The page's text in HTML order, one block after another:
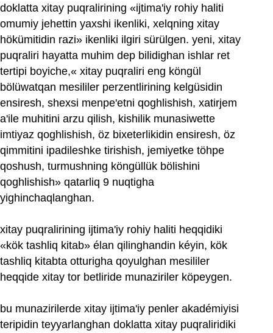
doklatta xitay puqralirining «ijtima'iy rohiy haliti
omumiy jehettin yaxshi ikenliki, xelqning xitay
hökümitidin razi» ikenliki ilgiri sürülgen. yeni, xitay
puqraliri hayatta muhim dep bilidighan ishlar ret
tertipi boyiche,« xitay puqraliri eng köngül
bölüwatqan mesililer perzentlirining kelgüsidin
ensiresh, shexsi menpe'etni qoghlishish, xatirjem
a'ile muhitini arzu qilish, kishilik munasiwette
imtiyaz qoghlishish, öz bixeterlikidin ensiresh, öz
qimmitini ipadileshke tirishish, jemiyetke töhpe
qoshush, turmushning köngüllük bölishini
qoghlishish» qatarliq 9 nuqtigha
yighinchaqlanghan.
xitay puqralirining ijtima'iy rohiy haliti heqqidiki
«kök tashliq kitab» élan qilinghandin kéyin, kök
tashliq kitabta otturigha qoyulghan mesililer
heqqide xitay tor betliride munaziriler köpeygen.
bu munazirilerde xitay ijtima'iy penler akadémiyisi
teripidin teyyarlanghan doklatta xitay puqraliridiki